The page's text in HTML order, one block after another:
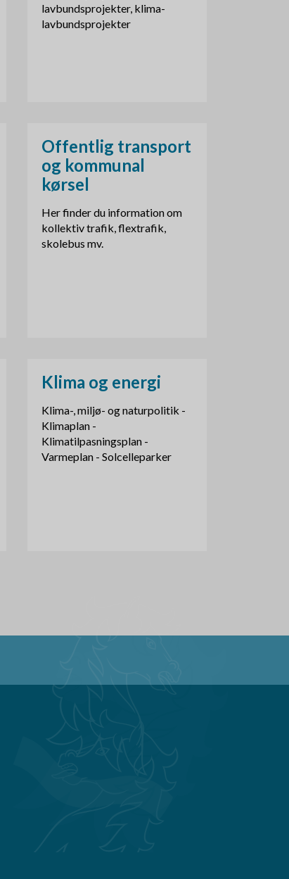
lavbundsprojekter, klima-
lavbundsprojekter
Offentlig transport
og kommunal
kørsel
Her finder du information om
kollektiv trafik, flextrafik,
skolebus mv.
Klima og energi
Klima-, miljø- og naturpolitik -
Klimaplan -
Klimatilpasningsplan -
Varmeplan - Solcelleparker